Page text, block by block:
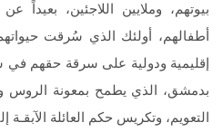
بيوتهم، وملايين اللاجئين،
أطفالهم، أولئك الذي سُرقت
إقليمية ودولية على سرقة حقهم
بدمشق، الذي يطمح بمعونة الروس
التعويم، وتكريس حكم العائلة الآبقـة